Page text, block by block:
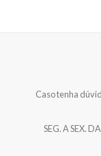
Caso tenha
SEG. A SEX.